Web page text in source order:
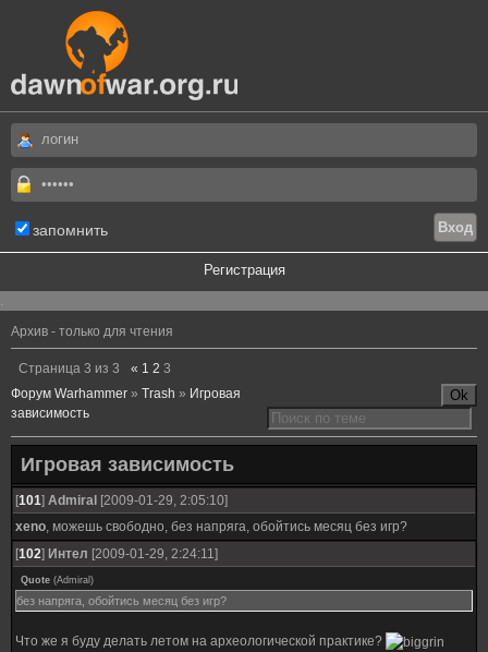
запомнить
Регистрация
.
Архив - только для чтения
Страница 3 из 3 « 1 2 3
Форум Warhammer » Trash » Игровая
зависимость
Игровая зависимость
[101] Admiral [2009-01-29, 2:05:10]
xeno, можешь свободно, без напряга, обойтись месяц без игр?
[102] Интел [2009-01-29, 2:24:11]
Quote (Admiral )
без напряга, обойтись месяц без игр?
Что же я буду делать летом на археологической практике?